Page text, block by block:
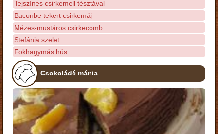
Tejszínes csirkemell tésztával
Baconbe tekert csirkemáj
Mézes-mustáros csirkecomb
Stefánia szelet
Fokhagymás hús
Csokoládé mánia